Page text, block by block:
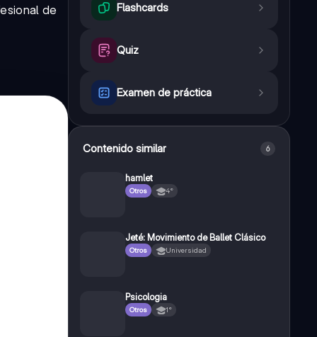
de
Flashcards
Quiz
Examen de práctica
Contenido similar 6
hamlet
Otros 4°
Jeté: Movimiento de Ballet Clásico
Otros Universidad
Psicologia
Otros 1°